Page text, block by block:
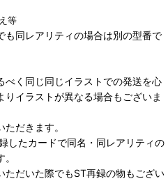
等
も同レアリティの場合は別の型番で
べく同じ同じイラストでの発送を心
イラストが異なる場合もございま
だきます。
したカードで同名・同レアリティの
ただいた際でもST再録の物もござい